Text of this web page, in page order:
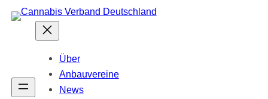
Zum
springen
Über
Anbauvereine
News